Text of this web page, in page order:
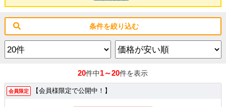
条件を絞り込む
20件中1～20件を表示
会員限定 【会員様限定で公開中！】